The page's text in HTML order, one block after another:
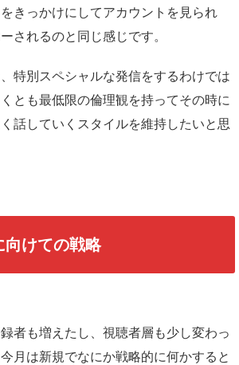
きっかけにしてアカウントを見られ
されるのと同じ感じです。
特別スペシャルな発信をするわけでは
とも最低限の倫理観を持ってその時に
話していくスタイルを維持したいと思
向けての戦略
者も増えたし、視聴者層も少し変わっ
月は新規でなにか戦略的に何かすると